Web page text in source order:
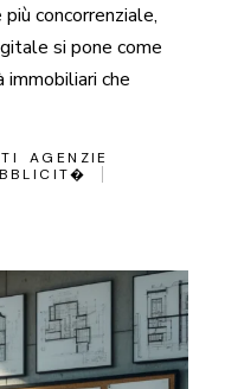
concorrenziale,
si pone come
che
AGENZIE